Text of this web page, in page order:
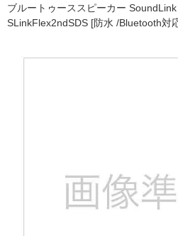
ブルートゥーススピーカー
SLinkFlex2ndSDS [防水 /Bluetooth対